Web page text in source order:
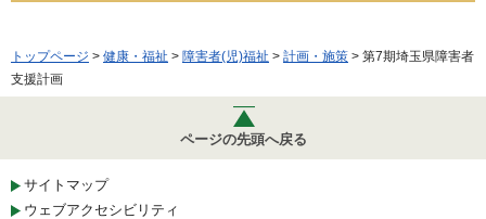
トップページ > 健康・福祉 > 障害者(児)福祉 > 計画・施策 > 第7期埼玉県障害者
支援計画
ページの先頭へ戻る
サイトマップ
ウェブアクセシビリティ